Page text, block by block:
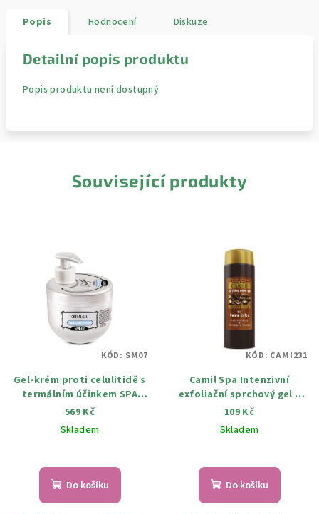
Popis Hodnocení Diskuze
Detailní popis produktu
Popis produktu není dostupný
Související produkty
Gel-krém proti celulitidě s
termálním účinkem SPA
Master 500 ml
569 Kč
Skladem
Do košíku
KÓD: SM07
Camil Spa Intenzivní
exfoliační sprchový gel s
kávou 170 ml
109 Kč
Skladem
Do košíku
KÓD: CAMI231